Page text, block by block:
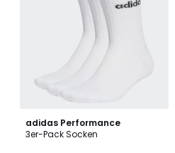
adidas Performance
3er-Pack Socken
4,9
/ 5